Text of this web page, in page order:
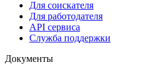
Для соискателя
Для работодателя
API сервиса
Служба поддержки
Документы